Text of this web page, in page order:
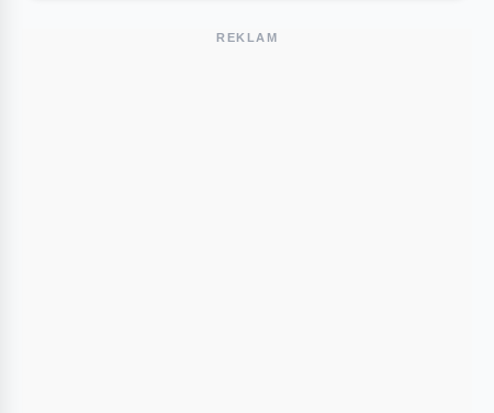
REKLAM